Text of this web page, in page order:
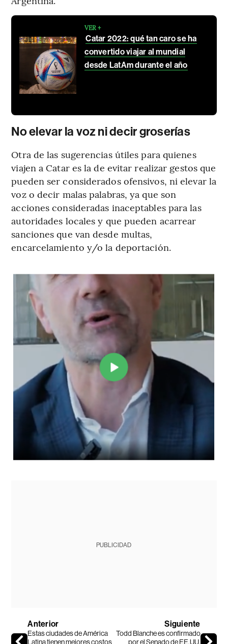
VER +
Catar 2022: qué tan caro se ha
convertido viajar al mundial
desde LatAm durante el año
No elevar la voz ni decir groserías
Otra de las sugerencias útiles para quienes
viajen a Catar es la de evitar realizar gestos que
pueden ser considerados ofensivos, ni elevar la
voz o decir malas palabras, ya que son
acciones consideradas inaceptables para las
autoridades locales y que pueden acarrear
sanciones que van desde multas,
encarcelamiento y/o la deportación.
PUBLICIDAD
Anterior
Estas ciudades de América
Latina tienen mejores costos
Siguiente
Todd Blanche es confirmado
por el Senado de EE.UU.